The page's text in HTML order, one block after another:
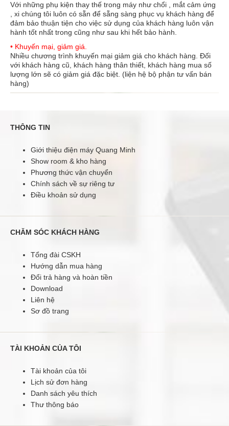
Máy đánh giày Kid Apus K1
2.900.000 đ 2.500.000 đ
Máy đánh giày Kid Apus K1 được thiết kế nhỏ gọn, mầu sắc
trang nhã, phù hợp cho gia đình hoặc khối văn phòng nhỏ ít
người. Máy đánh giày Kid Apus K1 được làm hoàn toàn từ
toàn chạy tự động khi đưa chân vào và dừng lại sau 30-60
Bạn luôn muốn đôi giày của mình được sáng bóng, bạn
luôn muốn tạo dựng cho mình một phong thái chuyên
nghiệp nhất nhưng lại thường xuyên bận rộn với công việc
mà không có thời gian đánh giày. Máy đánh giày Kid Apus
K3 với kiểu dáng nhỏ gọn, sang trọng, nhiều tín năng vượt
Với những phụ kiện thay thế trong máy như chổi , mắt cảm ứng
, xi chúng tôi luôn có sẵn để sẵng sàng phục vụ khách hàng để
đảm bảo thuận tiện cho việc sử dụng của khách hàng luôn vận
hành tốt nhất trong cũng như sau khi hết bảo hành.
• Khuyến mại, giảm giá.
Nhiều chương trình khuyến mại giảm giá cho khách hàng. Đối
với khách hàng cũ, khách hàng thân thiết, khách hàng mua số
lượng lớn sẽ có giảm giá đặc biệt. (liện hệ bộ phận tư vấn bán
hàng)
THÔNG TIN
Giới thiệu điện máy Quang Minh
Show room & kho hàng
Phương thức vận chuyển
Chính sách về sự riêng tư
Điều khoản sử dụng
CHĂM SÓC KHÁCH HÀNG
Tổng đài CSKH
Hướng dẫn mua hàng
Đổi trả hàng và hoàn tiền
Download
Liên hệ
Sơ đồ trang
TÀI KHOẢN CỦA TÔI
Tài khoản của tôi
Lịch sử đơn hàng
Danh sách yêu thích
Thư thông báo